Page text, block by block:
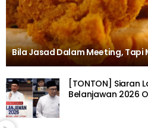
Bila Jasad Dalam Meeting, Tapi
[TONTON] Siaran
Belanjawan 2026